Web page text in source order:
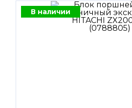
В наличии